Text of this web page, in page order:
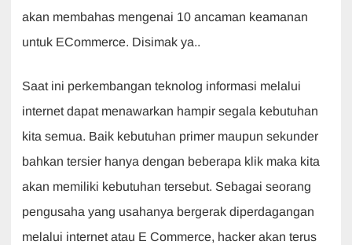
akan membahas mengenai 10 ancaman keamanan
untuk ECommerce. Disimak ya..
Saat ini perkembangan teknolog informasi melalui
internet dapat menawarkan hampir segala kebutuhan
kita semua. Baik kebutuhan primer maupun sekunder
bahkan tersier hanya dengan beberapa klik maka kita
akan memiliki kebutuhan tersebut. Sebagai seorang
pengusaha yang usahanya bergerak diperdagangan
melalui internet atau E Commerce, hacker akan terus